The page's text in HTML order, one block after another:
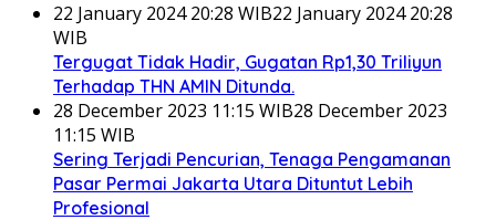
22 January 2024 20:28 WIB22 January 2024 20:28
WIB
Tergugat Tidak Hadir, Gugatan Rp1,30 Triliyun
Terhadap THN AMIN Ditunda.
28 December 2023 11:15 WIB28 December 2023
11:15 WIB
Sering Terjadi Pencurian, Tenaga Pengamanan
Pasar Permai Jakarta Utara Dituntut Lebih
Profesional